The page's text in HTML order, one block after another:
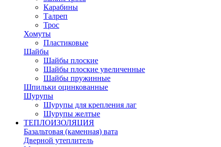
Карабины
Талреп
Трос
Хомуты
Пластиковые
Шайбы
Шайбы плоские
Шайбы плоские увеличенные
Шайбы пружинные
Шпильки оцинкованные
Шурупы
Шурупы для крепления лаг
Шурупы желтые
ТЕПЛОИЗОЛЯЦИЯ
Базальтовая (каменная) вата
Дверной утеплитель